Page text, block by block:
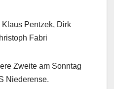
Pentzek, Dirk
Fabri
Zweite am Sonntag
Niederense.